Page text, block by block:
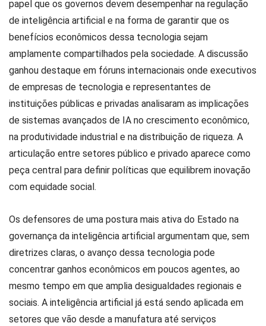
papel que os governos devem desempenhar na regulação
de inteligência artificial e na forma de garantir que os
benefícios econômicos dessa tecnologia sejam
amplamente compartilhados pela sociedade. A discussão
ganhou destaque em fóruns internacionais onde executivos
de empresas de tecnologia e representantes de
instituições públicas e privadas analisaram as implicações
de sistemas avançados de IA no crescimento econômico,
na produtividade industrial e na distribuição de riqueza. A
articulação entre setores público e privado aparece como
peça central para definir políticas que equilibrem inovação
com equidade social.
Os defensores de uma postura mais ativa do Estado na
governança da inteligência artificial argumentam que, sem
diretrizes claras, o avanço dessa tecnologia pode
concentrar ganhos econômicos em poucos agentes, ao
mesmo tempo em que amplia desigualdades regionais e
sociais. A inteligência artificial já está sendo aplicada em
setores que vão desde a manufatura até serviços